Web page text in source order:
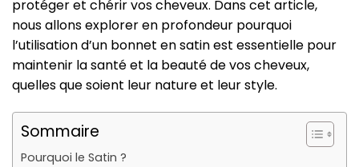
protéger et chérir vos cheveux. Dans cet article,
nous allons explorer en profondeur pourquoi
l’utilisation d’un bonnet en satin est essentielle pour
maintenir la santé et la beauté de vos cheveux,
quelles que soient leur nature et leur style.
Sommaire
Pourquoi le Satin ?